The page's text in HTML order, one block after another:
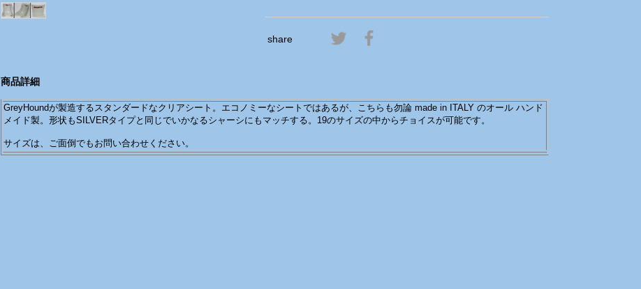
share
商品詳細
GreyHoundが製造するスタンダードなクリアシート。エコノミーなシートではあるが、こちらも勿論 made in ITALY のオール ハンド
メイド製。形状もSILVERタイプと同じでいかなるシャーシにもマッチする。19のサイズの中からチョイスが可能です。
サイズは、ご面倒でもお問い合わせください。